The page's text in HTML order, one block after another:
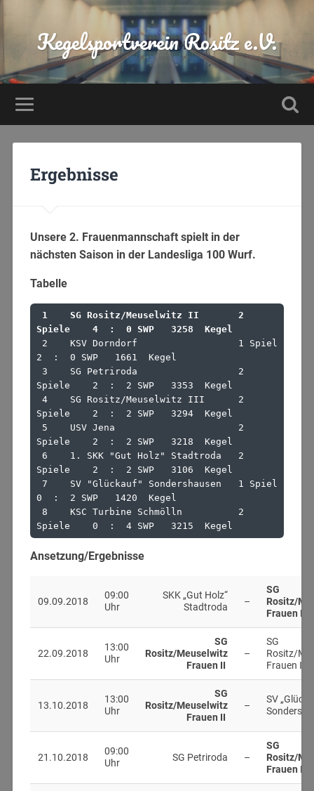
Kegelsportverein Rositz e.V.
Ergebnisse
Unsere 2. Frauenmannschaft spielt in der
nächsten Saison in der Landesliga 100 Wurf.
Tabelle
Spiele    4  :  0 SWP   3258  Kegel
2  :  0 SWP   1661  Kegel
Spiele    2  :  2 SWP   3353  Kegel
Spiele    2  :  2 SWP   3294  Kegel
Spiele    2  :  2 SWP   3218  Kegel
Spiele    2  :  2 SWP   3106  Kegel
0  :  2 SWP   1420  Kegel
Spiele    0  :  4 SWP   3215  Kegel
Ansetzung/Ergebnisse
09.09.2018
09:00
Uhr
SKK „Gut Holz“
Stadtroda
–
SG
Rositz/
Frauen II
22.09.2018
13:00
Uhr
SG
Rositz/Meuselwitz
Frauen II
–
SG
Rositz/
Frauen III
13.10.2018
13:00
Uhr
SG
Rositz/Meuselwitz
Frauen II
–
SV
21.10.2018
09:00
Uhr
SG Petriroda –
SG
Rositz/
Frauen II